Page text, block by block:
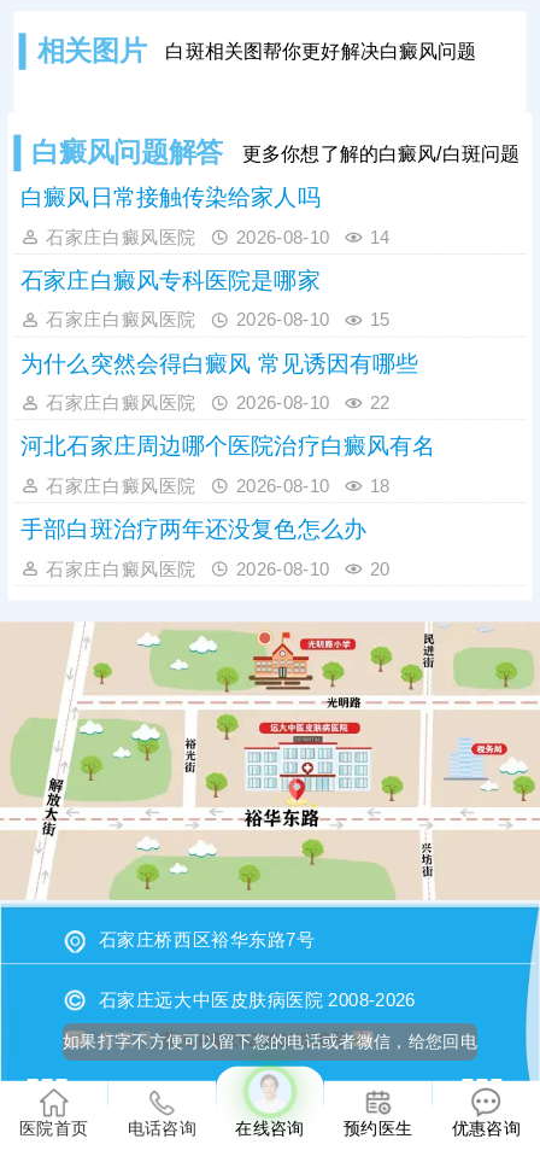
医嘱对症照光联合药物治疗，双管齐
相关图片 白斑相关图帮你更好解决白癜风问题
白癜风问题解答 更多你想了解的白癜风/白斑问题
白癜风日常接触传染给家人吗
石家庄白癜风医院 2026-08-10 14
石家庄白癜风专科医院是哪家
石家庄白癜风医院 2026-08-10 15
为什么突然会得白癜风 常见诱因有哪些
石家庄白癜风医院 2026-08-10 22
河北石家庄周边哪个医院治疗白癜风有名
石家庄白癜风医院 2026-08-10 18
手部白斑治疗两年还没复色怎么办
石家庄白癜风医院 2026-08-10 20
石家庄桥西区裕华东路7号
石家庄远大中医皮肤病医院 2008-2026
备案号冀ICP备2023015620号
医院首页 电话咨询 在线咨询
如果打字不方便可以留下您的电话或者微信，给您回电
预约医生 优惠咨询